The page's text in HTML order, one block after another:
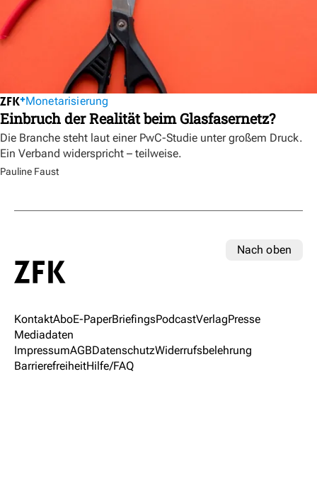
Monetarisierung
Einbruch der Realität beim Glasfasernetz?
Die Branche steht laut einer PwC-Studie unter großem Druck.
Ein Verband widerspricht – teilweise.
Pauline Faust
Nach oben
KontaktAboE-PaperBriefingsPodcastVerlagPresse
Mediadaten
ImpressumAGBDatenschutzWiderrufsbelehrung
BarrierefreiheitHilfe/FAQ